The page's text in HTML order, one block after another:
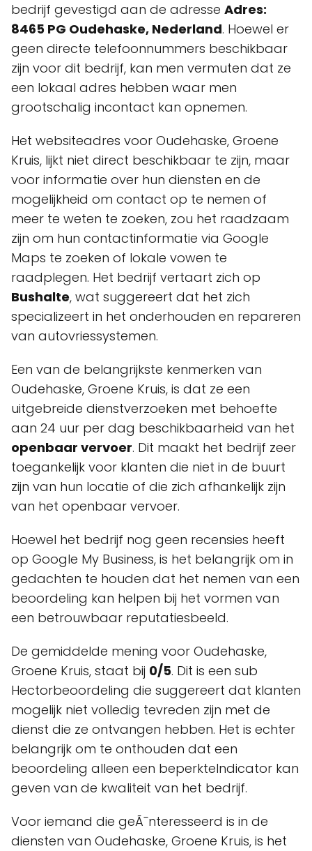
bedrijf gevestigd aan de adresse Adres:
8465 PG Oudehaske, Nederland. Hoewel er
geen directe telefoonnummers beschikbaar
zijn voor dit bedrijf, kan men vermuten dat ze
een lokaal adres hebben waar men
grootschalig incontact kan opnemen.
Het websiteadres voor Oudehaske, Groene
Kruis, lijkt niet direct beschikbaar te zijn, maar
voor informatie over hun diensten en de
mogelijkheid om contact op te nemen of
meer te weten te zoeken, zou het raadzaam
zijn om hun contactinformatie via Google
Maps te zoeken of lokale vowen te
raadplegen. Het bedrijf vertaart zich op
Bushalte, wat suggereert dat het zich
specializeert in het onderhouden en repareren
van autovriessystemen.
Een van de belangrijkste kenmerken van
Oudehaske, Groene Kruis, is dat ze een
uitgebreide dienstverzoeken met behoefte
aan 24 uur per dag beschikbaarheid van het
openbaar vervoer. Dit maakt het bedrijf zeer
toegankelijk voor klanten die niet in de buurt
zijn van hun locatie of die zich afhankelijk zijn
van het openbaar vervoer.
Hoewel het bedrijf nog geen recensies heeft
op Google My Business, is het belangrijk om in
gedachten te houden dat het nemen van een
beoordeling kan helpen bij het vormen van
een betrouwbaar reputatiesbeeld.
De gemiddelde mening voor Oudehaske,
Groene Kruis, staat bij 0/5. Dit is een sub
Hectorbeoordeling die suggereert dat klanten
mogelijk niet volledig tevreden zijn met de
dienst die ze ontvangen hebben. Het is echter
belangrijk om te onthouden dat een
beoordeling alleen een beperkteIndicator kan
geven van de kwaliteit van het bedrijf.
Voor iemand die geÃ¯nteresseerd is in de
diensten van Oudehaske, Groene Kruis, is het